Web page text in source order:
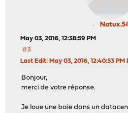
May 03, 2016, 12:38:59 PM
#3
Last Edit: May 03, 2016, 12:40:53
Bonjour,
merci de votre réponse.
Je loue une baie dans un